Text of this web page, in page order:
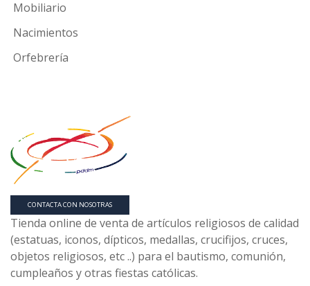
Mobiliario
Nacimientos
Orfebrería
CONTACTA CON NOSOTRAS
Tienda online de venta de artículos religiosos de calidad
(estatuas, iconos, dípticos, medallas, crucifijos, cruces,
objetos religiosos, etc ..) para el bautismo, comunión,
cumpleaños y otras fiestas católicas.